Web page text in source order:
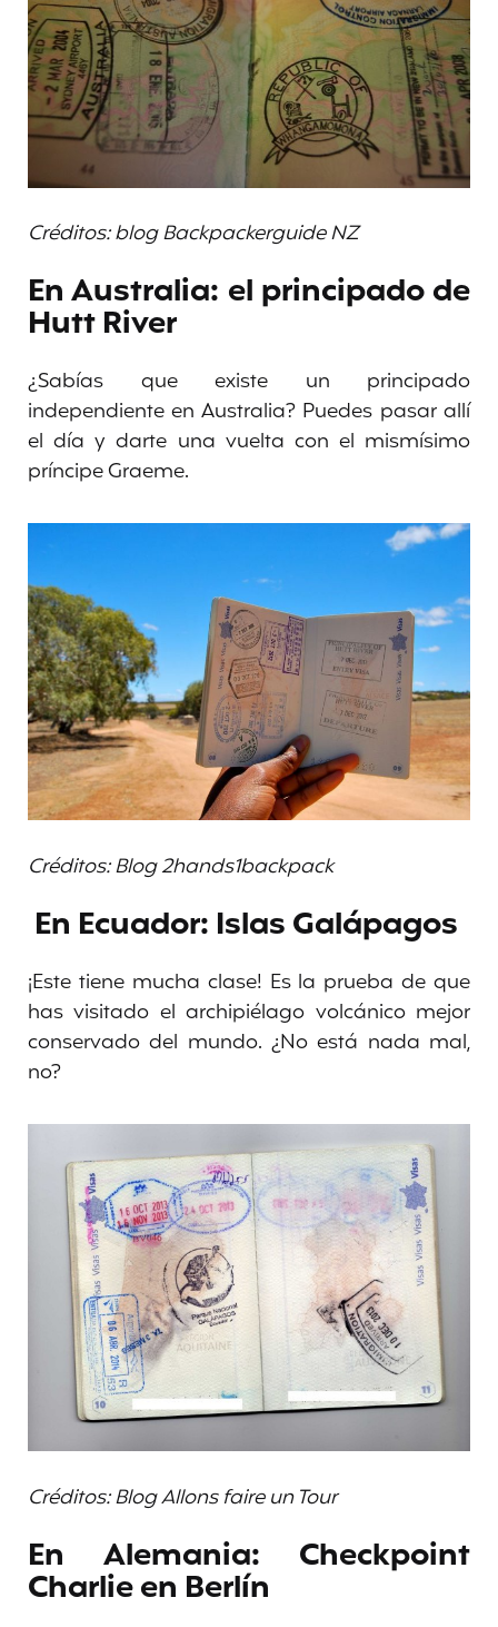
Créditos: blog Backpackerguide NZ
En Australia: el principado de
Hutt River
¿Sabías que existe un principado
independiente en Australia? Puedes pasar allí
el día y darte una vuelta con el mismísimo
príncipe Graeme.
Créditos: Blog 2hands1backpack
En Ecuador: Islas Galápagos
¡Este tiene mucha clase! Es la prueba de que
has visitado el archipiélago volcánico mejor
conservado del mundo. ¿No está nada mal,
no?
Créditos: Blog Allons faire un Tour
En Alemania: Checkpoint
Charlie en Berlín